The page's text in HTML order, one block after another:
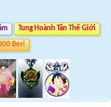
Tung Hoành Tân Thế Giới
Beri